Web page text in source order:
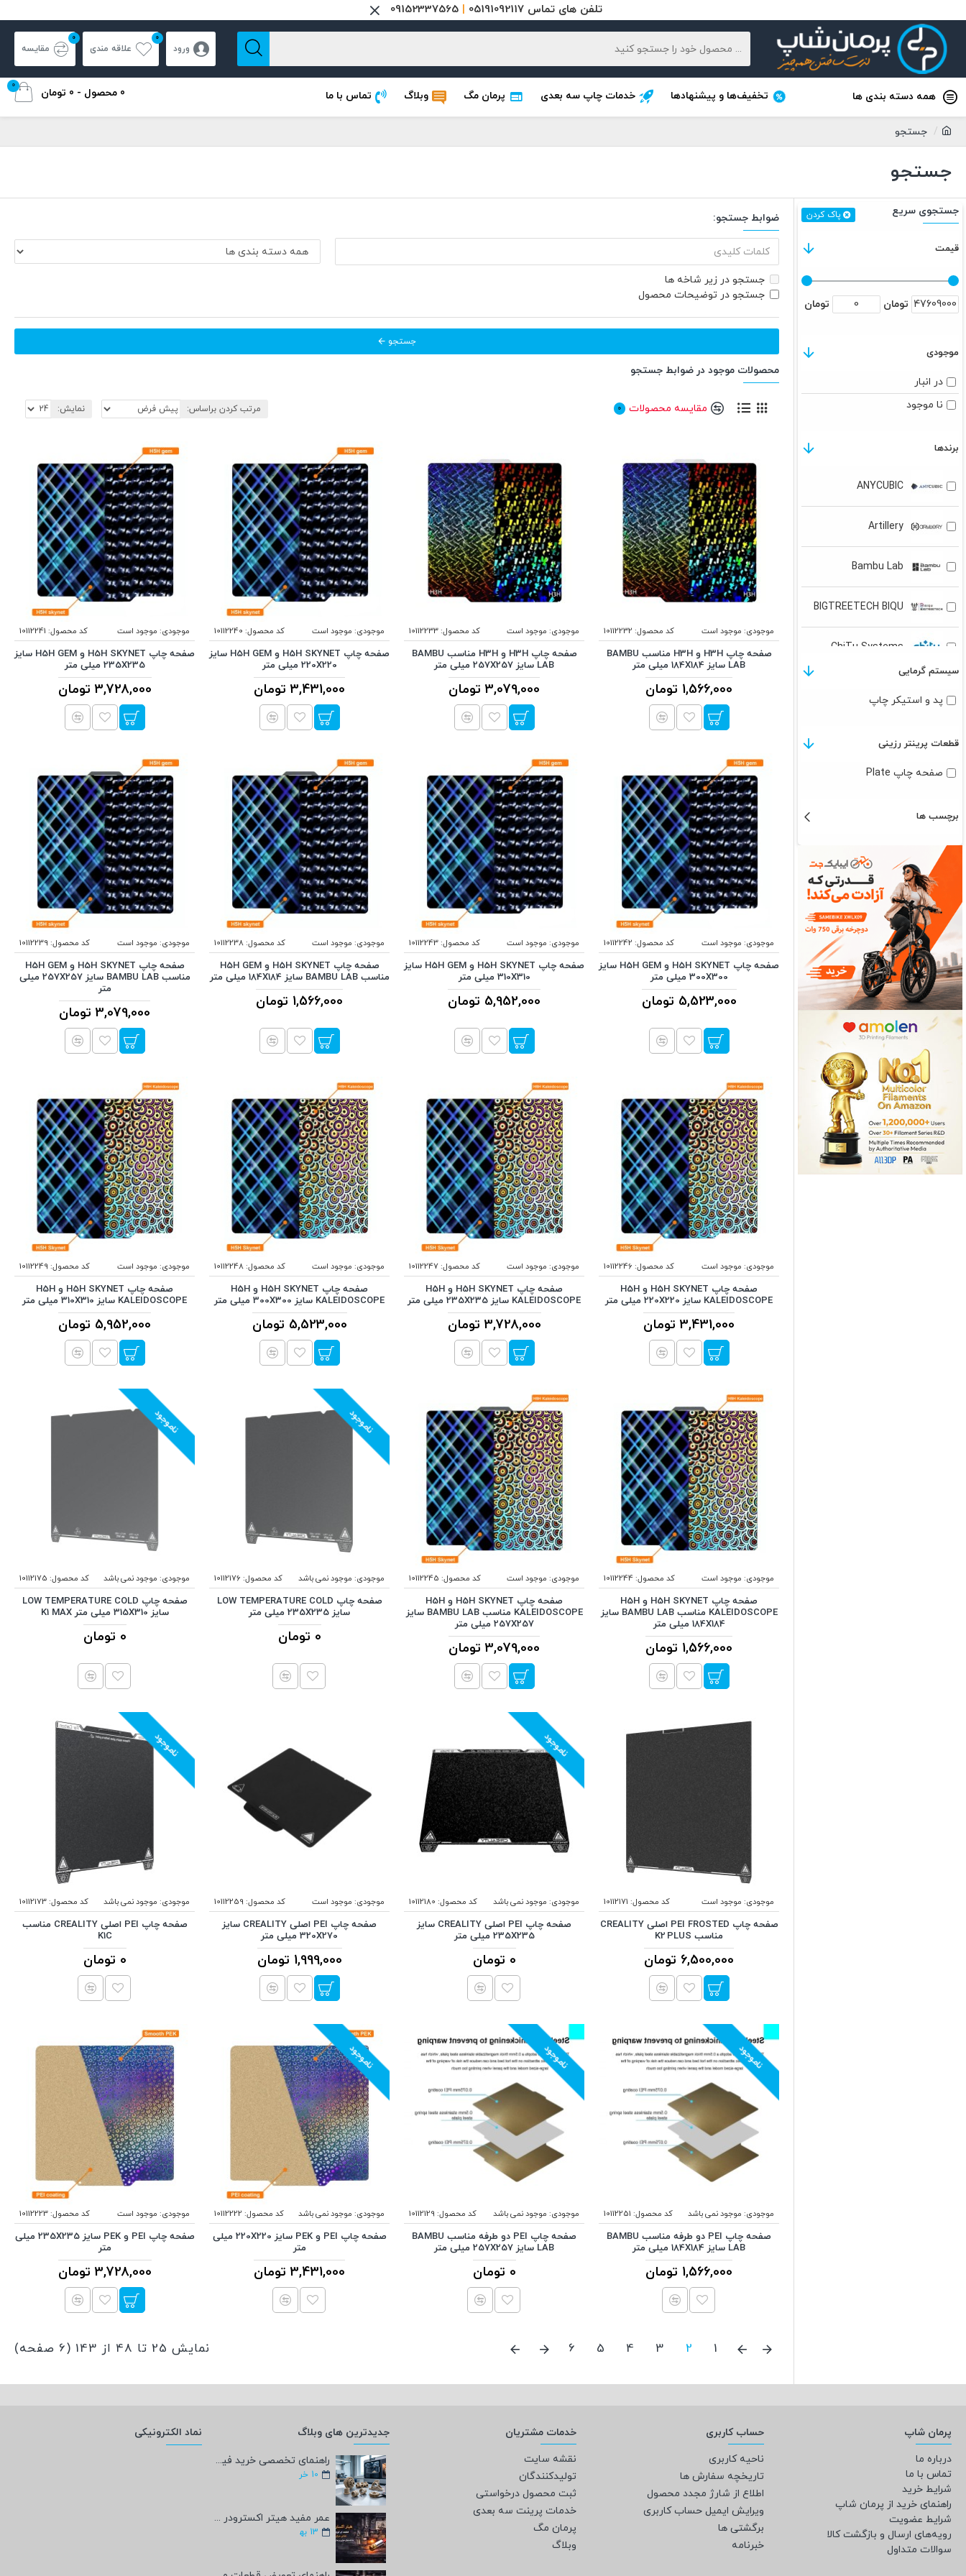
تلفن های تماس 05191092117 09152337565
ورود علاقه مندی
0
مقایسه
0
همه دسته بندی ها تخفیف‌ها و پیشنهادها خدمات چاپ سه بعدی پرمان مگ وبلاگ تماس با ما 0 محصول - 0 تومان
0
جستجو
جستجو
جستجوی سریع پاک کردن
قیمت
تومان تومان
برندها
ANYCUBIC
Artillery
Bambu Lab
BIGTREETECH BIQU
ChiTu Systems
Longer
سیستم گرمایی
پد و استیکر چاپ
قطعات پرینتر رزینی
صفحه چاپ Plate
برچسب ها
موجودی
در انبار
نا موجود
ضوابط جستجو:
جستجو در زیر شاخه ها
جستجو در توضیحات محصول
جستجو
محصولات موجود در ضوابط جستجو
مقایسه محصولات 0 مرتب کردن براساس: نمایش:
موجودی: موجود است کد محصول: 10112232
صفحه چاپ H3H و H3H مناسب BAMBU
LAB سایز 184X184 میلی متر
1,566,000 تومان
موجودی: موجود است کد محصول:10112233
صفحه چاپ H3H و H3H مناسب BAMBU
LAB سایز 257X257 میلی متر
3,079,000 تومان
موجودی: موجود است کد محصول: 10112240
صفحه چاپ H5H SKYNET و H5H GEM سایز
220X220 میلی متر
3,431,000 تومان
موجودی: موجود است کد محصول: 10112241
صفحه چاپ H5H SKYNET و H5H GEM سایز
235X235 میلی متر
3,728,000 تومان
موجودی: موجود است کد محصول: 10112242
صفحه چاپ H5H SKYNET و H5H GEM سایز
300X300 میلی متر
5,523,000 تومان
موجودی: موجود است کد محصول:10112243
صفحه چاپ H5H SKYNET و H5H GEM سایز
310X310 میلی متر
5,952,000 تومان
موجودی: موجود است کد محصول:10112238
صفحه چاپ H5H SKYNET و H5H GEM
مناسب BAMBU LAB سایز 184X184 میلی متر
1,566,000 تومان
موجودی: موجود است کد محصول: 10112239
صفحه چاپ H5H SKYNET و H5H GEM
مناسب BAMBU LAB سایز 257X257 میلی
متر
3,079,000 تومان
موجودی: موجود است کد محصول: 10112246
صفحه چاپ H5H SKYNET و H5H
KALEIDOSCOPE سایز 220X220 میلی متر
3,431,000 تومان
موجودی: موجود است کد محصول:10112247
صفحه چاپ H5H SKYNET و H5H
KALEIDOSCOPE سایز 235X235 میلی متر
3,728,000 تومان
موجودی: موجود است کد محصول:10112248
صفحه چاپ H5H SKYNET و H5H
KALEIDOSCOPE سایز 300X300 میلی متر
5,523,000 تومان
موجودی: موجود است کد محصول: 10112249
صفحه چاپ H5H SKYNET و H5H
KALEIDOSCOPE سایز 310X310 میلی متر
5,952,000 تومان
موجودی: موجود است کد محصول:10112244
صفحه چاپ H5H SKYNET و H5H
KALEIDOSCOPE مناسب BAMBU LAB سایز
184X184 میلی متر
1,566,000 تومان
موجودی: موجود است کد محصول: 10112245
صفحه چاپ H5H SKYNET و H5H
KALEIDOSCOPE مناسب BAMBU LAB سایز
257X257 میلی متر
3,079,000 تومان
ناموجود
موجودی: موجود نمی باشد کد محصول: 10112176
صفحه چاپ LOW TEMPERATURE COLD
سایز 235X235 میلی متر
0 تومان
ناموجود
موجودی: موجود نمی باشد کد محصول: 10112175
صفحه چاپ LOW TEMPERATURE COLD
سایز 315X310 میلی متر K1 MAX
0 تومان
موجودی: موجود است کد محصول: 10112171
صفحه چاپ PEI FROSTED اصلی CREALITY
مناسب K2 PLUS
6,500,000 تومان
ناموجود
موجودی: موجود نمی باشد کد محصول: 10112180
صفحه چاپ PEI اصلی CREALITY سایز
235X235 میلی متر
0 تومان
موجودی: موجود است کد محصول: 10112259
صفحه چاپ PEI اصلی CREALITY سایز
320X270 میلی متر
1,999,000 تومان
ناموجود
موجودی: موجود نمی باشد کد محصول:10112173
صفحه چاپ PEI اصلی CREALITY مناسب
K1C
0 تومان
ناموجود
موجودی: موجود نمی باشد کد محصول: 10112251
صفحه چاپ PEI دو طرفه مناسب BAMBU
LAB سایز 184X184 میلی متر
1,566,000 تومان
ناموجود
موجودی: موجود نمی باشد کد محصول: 10112129
صفحه چاپ PEI دو طرفه مناسب BAMBU
LAB سایز 257X257 میلی متر
0 تومان
ناموجود
موجودی: موجود نمی باشد کد محصول: 10112222
صفحه چاپ PEI و PEK سایز 220X220 میلی
متر
3,431,000 تومان
موجودی: موجود است کد محصول:10112223
صفحه چاپ PEI و PEK سایز 235X235 میلی
متر
3,728,000 تومان
1
2
3
4
5
6 نمایش 25 تا 48 از 143 (6 صفحه)
پرمان شاپ
درباره ما
تماس با ما
شرایط خرید
راهنمای خرید از پرمان شاپ
شرایط عضویت
رویه‌های ارسال و بازگشت کالا
سوالات متداول
حساب کاربری
ناحیه کاربری
تاریخچه سفارش ها
اطلاع از شارژ مجدد محصول
ویرایش ایمیل حساب کاربری
برگشتی ها
خبرنامه
خدمات مشتریان
نقشه سایت
تولیدکنندگان
ثبت محصول درخواستی
خدمات پرینت سه بعدی
پرمان مگ
وبلاگ
جدیدترین های وبلاگ
راهنمای تخصصی خرید فیلامنت PEEK؛ پادشاه پرینت سه‌بعدی صنعتی و پزشکی + مشخصات فنی
10 خر
عمر مفید هیتر اکسترودر پرینتر سه‌بعدی چقدر است؟
13 به‍
نماد الکترونیکی